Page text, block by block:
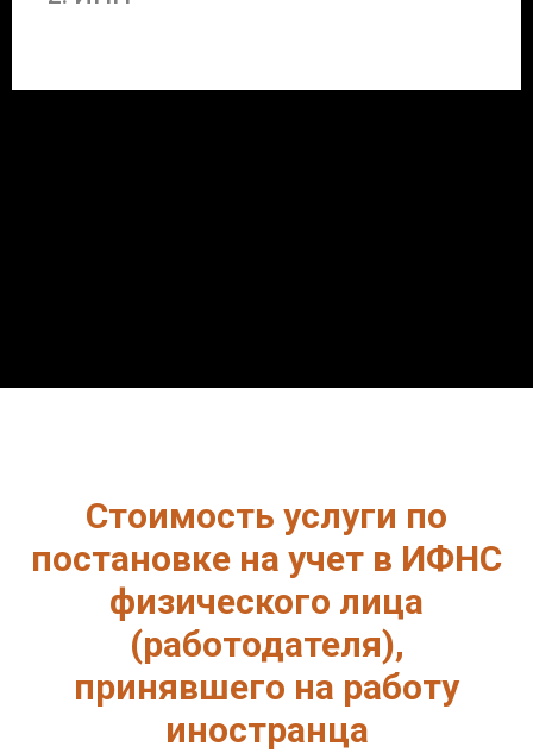
Стоимость услуги по
постановке на учет в ИФНС
физического лица
(работодателя),
принявшего на работу
иностранца